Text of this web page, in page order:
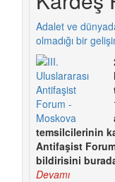
Adalet ve
olmadığı bir
temsilcilerinin
Antifaşist
bildirisini
Devamı